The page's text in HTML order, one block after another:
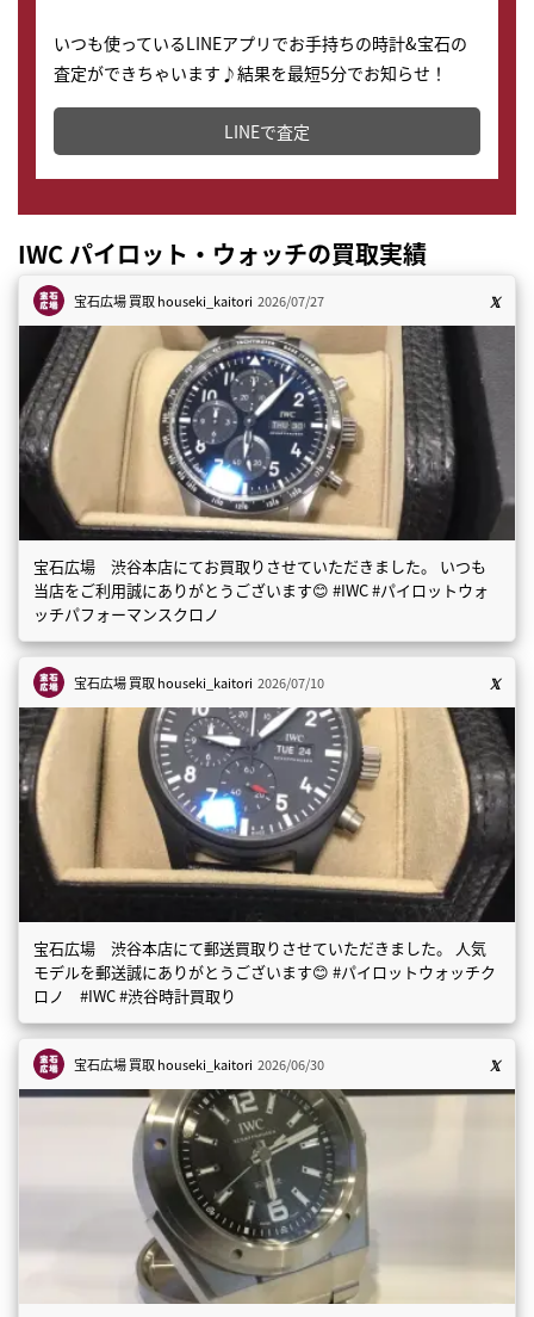
いつも使っているLINEアプリでお手持ちの時計&宝石の
査定ができちゃいます♪結果を最短5分でお知らせ！
どこからでもすぐに査定金額を知ることが出来ます。
LINEで査定
IWC パイロット・ウォッチの買取実績
宝石広場 買取houseki_kaitori 2026/07/27
宝石広場 渋谷本店にてお買取りさせていただきました。 いつも
当店をご利用誠にありがとうございます😊 #IWC #パイロットウォ
ッチパフォーマンスクロノ
宝石広場 買取houseki_kaitori 2026/07/10
宝石広場 渋谷本店にて郵送買取りさせていただきました。 人気
モデルを郵送誠にありがとうございます😊 #パイロットウォッチク
ロノ #IWC #渋谷時計買取り
宝石広場 買取houseki_kaitori 2026/06/30